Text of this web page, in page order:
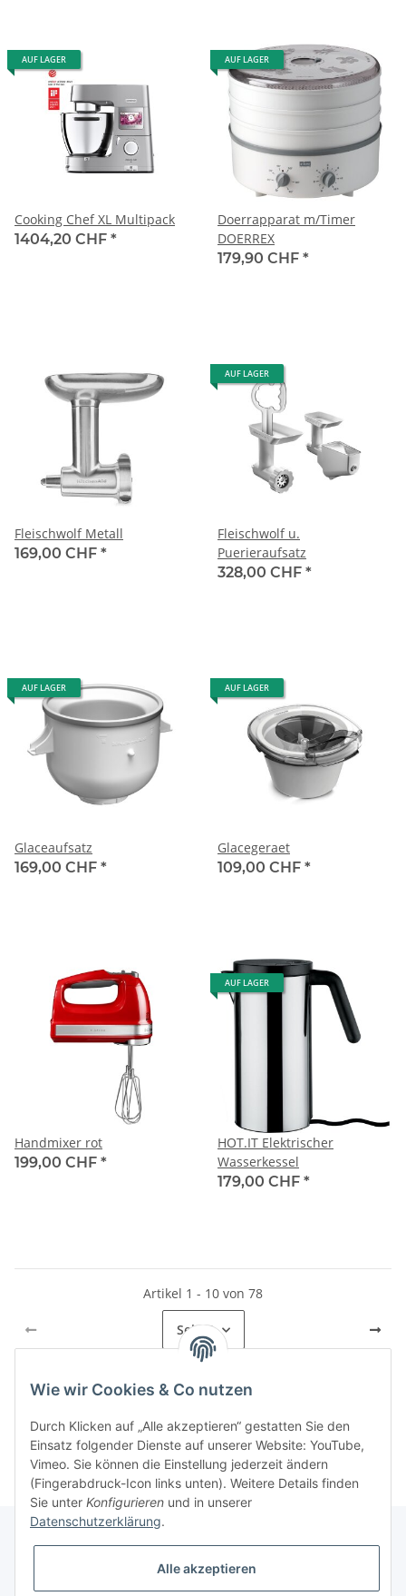
AUF LAGER
Cooking Chef XL Multipack
1404,20 CHF *
AUF LAGER
Doerrapparat m/Timer
DOERREX
179,90 CHF *
Fleischwolf Metall
169,00 CHF *
AUF LAGER
Fleischwolf u.
Puerieraufsatz
328,00 CHF *
AUF LAGER
Glaceaufsatz
169,00 CHF *
AUF LAGER
Glacegeraet
109,00 CHF *
Handmixer rot
199,00 CHF *
AUF LAGER
HOT.IT Elektrischer
Wasserkessel
179,00 CHF *
Artikel 1 - 10 von 78
Seite1
Kategorien
Wie wir Cookies & Co nutzen
Durch Klicken auf „Alle akzeptieren“ gestatten Sie den
Einsatz folgender Dienste auf unserer Website: YouTube,
Vimeo. Sie können die Einstellung jederzeit ändern
(Fingerabdruck-Icon links unten). Weitere Details finden
Sie unter Konfigurieren und in unserer
Datenschutzerklärung.
Alle akzeptieren